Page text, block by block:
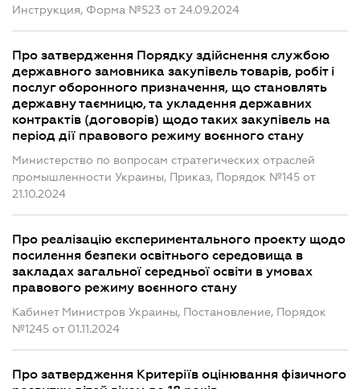
Инструкция, Форма №523 от 24.09.2024
Про затвердження Порядку здійснення службою
державного замовника закупівель товарів, робіт і
послуг оборонного призначення, що становлять
державну таємницю, та укладення державних
контрактів (договорів) щодо таких закупівель на
період дії правового режиму воєнного стану
Министерство по вопросам стратегических отраслей
промышленности Украины, Приказ, Порядок №145 от
21.10.2024
Про реалізацію експериментального проекту щодо
посилення безпеки освітнього середовища в
закладах загальної середньої освіти в умовах
правового режиму воєнного стану
Кабинет Министров Украины, Постановление, Порядок
№1245 от 01.11.2024
Про затвердження Критеріїв оцінювання фізичного